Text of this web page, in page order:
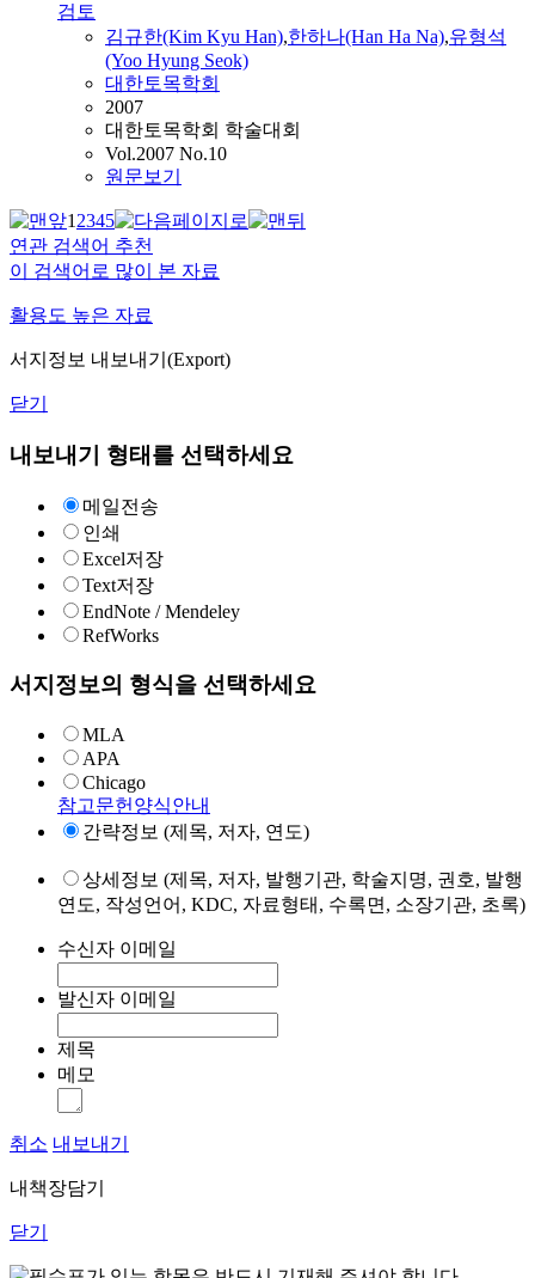
검토
김규한(Kim Kyu Han),한하나(Han Ha Na),유형석
(Yoo Hyung Seok)
대한토목학회
2007
대한토목학회 학술대회
Vol.2007 No.10
원문보기
12345
연관 검색어 추천
이 검색어로 많이 본 자료
활용도 높은 자료
서지정보 내보내기(Export)
닫기
내보내기 형태를 선택하세요
메일전송
인쇄
Excel저장
Text저장
EndNote / Mendeley
RefWorks
서지정보의 형식을 선택하세요
MLA
APA
Chicago
참고문헌양식안내
간략정보 (제목, 저자, 연도)
상세정보 (제목, 저자, 발행기관, 학술지명, 권호, 발행
연도, 작성언어, KDC, 자료형태, 수록면, 소장기관, 초록)
수신자 이메일
발신자 이메일
제목
메모
취소 내보내기
내책장담기
닫기